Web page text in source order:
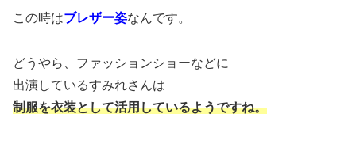
この時はブレザー姿なんです。
どうやら、ファッションショーなどに
出演しているすみれさんは
制服を衣装として活用しているようですね。